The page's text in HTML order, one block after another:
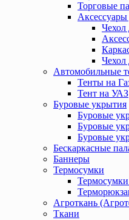
Торговые
Аксессуары
Чехол
Чехол
Автомобильные
Тенты на
Тент на УАЗ
Буровые укрытия
Буровые
Буровые
Буровые
Бескаркасные
Баннеры
Термосумки
Агроткань
Ткани